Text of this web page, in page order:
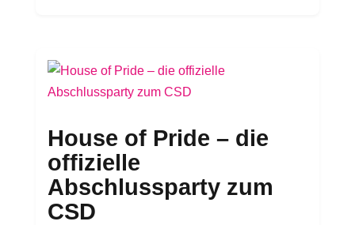
House of Pride – die
offizielle
Abschlussparty zum
CSD